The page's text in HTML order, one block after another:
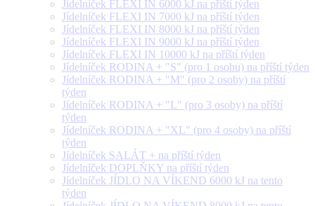
Jídelníček FLEXI IN 6000 kJ na příští týden
Jídelníček FLEXI IN 7000 kJ na příští týden
Jídelníček FLEXI IN 8000 kJ na příští týden
Jídelníček FLEXI IN 9000 kJ na příští týden
Jídelníček FLEXI IN 10000 kJ na příští týden
Jídelníček RODINA + "S" (pro 1 osobu) na příští týden
Jídelníček RODINA + "M" (pro 2 osoby) na příští
týden
Jídelníček RODINA + "L" (pro 3 osoby) na příští
týden
Jídelníček RODINA + "XL" (pro 4 osoby) na příští
týden
Jídelníček SALÁT + na příští týden
Jídelníček DOPLŇKY na příští týden
Jídelníček JÍDLO NA VÍKEND 6000 kJ na tento
týden